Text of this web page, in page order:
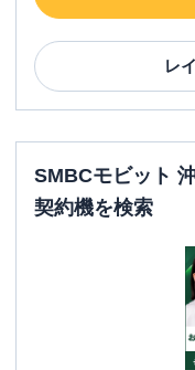
レ
SMBCモビット
契約機を検索